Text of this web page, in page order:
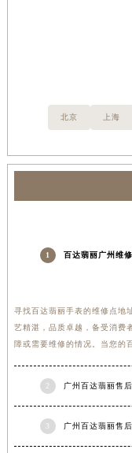
北京 上海
1 百达翡丽广州维
寻找百达翡丽手表的维修点地
艺精湛，品质卓越，备受消费
障或需要维修的情况。当您
2 广州百达翡丽售
3 广州百达翡丽售